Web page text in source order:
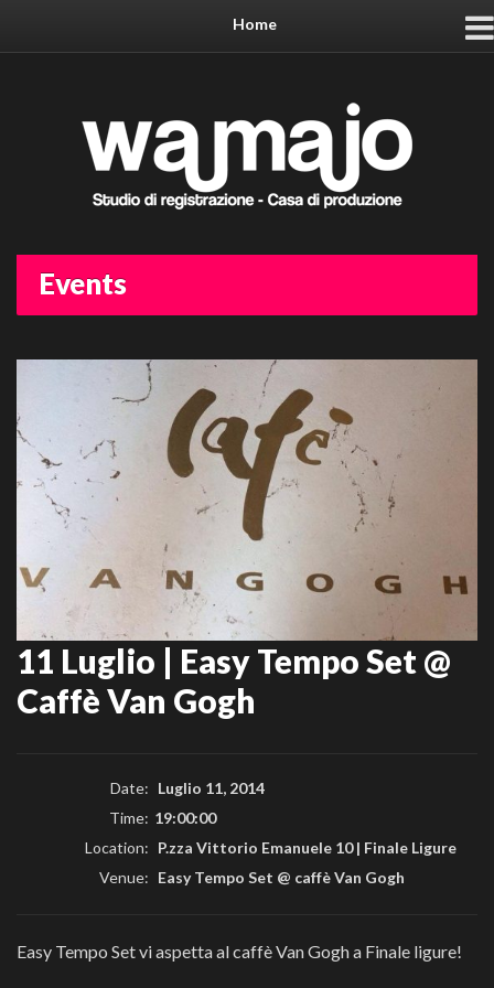
Home
Events
11 Luglio | Easy Tempo Set @
Caffè Van Gogh
Date: Luglio 11, 2014
Time: 19:00:00
Location: P.zza Vittorio Emanuele 10 | Finale Ligure
Venue: Easy Tempo Set @ caffè Van Gogh
Easy Tempo Set vi aspetta al caffè Van Gogh a Finale ligure!